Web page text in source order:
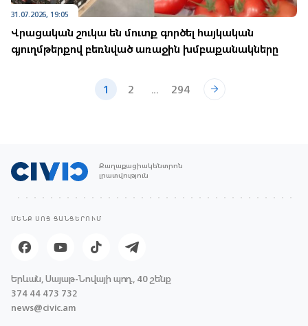
31.07.2026, 19:05
Վրացական շուկա են մուտք գործել հայկական
գյուղմթերքով բեռնված առաջին խմբաքանակները
1 2 ... 294
Քաղաքացիակենտրոն
լրատվություն
ՄԵՆՔ ՍՈՑ ՑԱՆՑԵՐՈՒՄ
Երևան, Սայաթ-Նովայի պող., 40 շենք
374 44 473 732
news@civic.am